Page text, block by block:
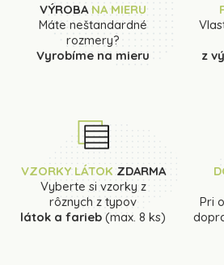
VÝROBANA MIERU
Máte neštandardné
rozmery?
Vyrobíme na mieru
z
VZORKY LÁTOK ZDARMA
Vyberte si vzorky z
rôznych z typov
látok a farieb (max. 8 ks)
Pri